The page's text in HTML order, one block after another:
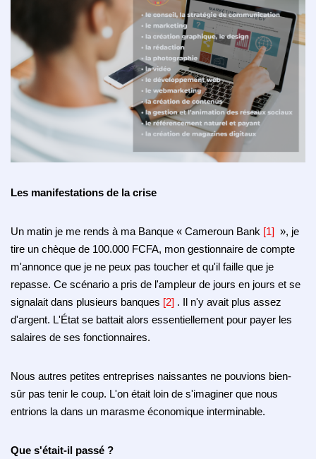
Les manifestations de la crise
Un matin je me rends à ma Banque « Cameroun Bank [1] », je
tire un chèque de 100.000 FCFA, mon gestionnaire de compte
m'annonce que je ne peux pas toucher et qu'il faille que je
repasse. Ce scénario a pris de l'ampleur de jours en jours et se
signalait dans plusieurs banques [2] . Il n'y avait plus assez
d'argent. L'État se battait alors essentiellement pour payer les
salaires de ses fonctionnaires.
Nous autres petites entreprises naissantes ne pouvions bien-
sûr pas tenir le coup. L'on était loin de s'imaginer que nous
entrions la dans un marasme économique interminable.
Que s'était-il passé ?